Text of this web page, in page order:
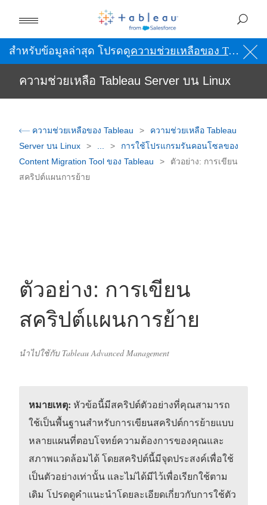
สำหรับข้อมูลล่าสุด โปรดดูความช่วยเหลือของ Tableau เป็นภาษาอังกฤษ (สหรัฐอเมริกา)
ความช่วยเหลือ Tableau Server บน Linux
ความช่วยเหลือของ Tableau
ความช่วยเหลือ Tableau
Server บน Linux
การใช้โปรแกรมรันคอนโซลของ
Content Migration Tool ของ Tableau
ตัวอย่าง: การเขียน
สคริปต์แผนการย้าย
ตัวอย่าง: การเขียน
สคริปต์แผนการย้าย
นำไปใช้กับ Tableau Advanced Management
หมายเหตุ: หัวข้อนี้มีสคริปต์ตัวอย่างที่คุณสามารถ
ใช้เป็นพื้นฐานสำหรับการเขียนสคริปต์การย้ายแบบ
หลายแผนที่ตอบโจทย์ความต้องการของคุณและ
สภาพแวดล้อมได้ โดยสคริปต์นี้มีจุดประสงค์เพื่อใช้
เป็นตัวอย่างเท่านั้น และไม่ได้มีไว้เพื่อเรียกใช้ตาม
เดิม โปรดดูคำแนะนำโดยละเอียดเกี่ยวกับการใช้ตัว